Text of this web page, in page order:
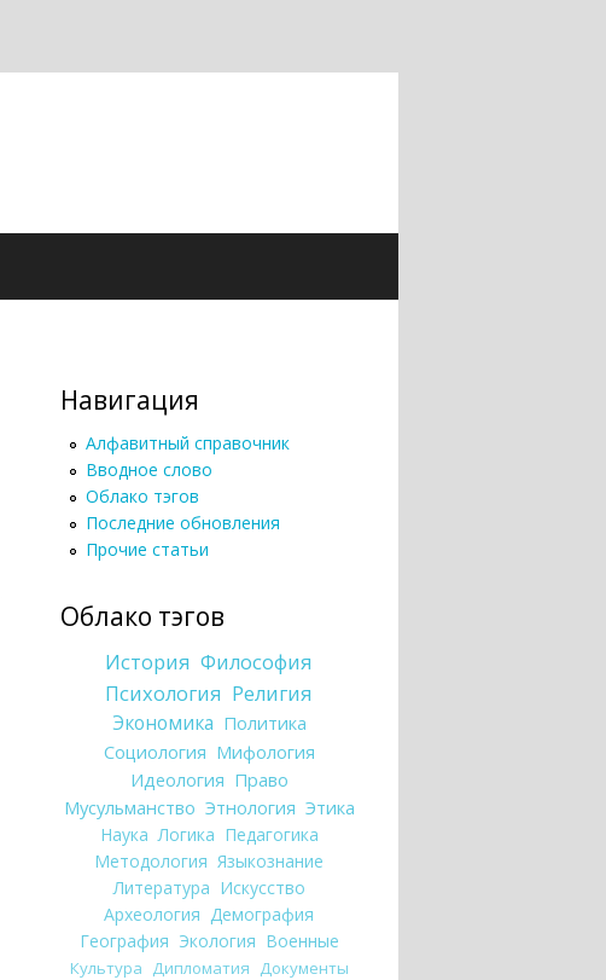
Навигация
Алфавитный справочник
Вводное слово
Облако тэгов
Последние обновления
Прочие статьи
Облако тэгов
История Философия
Психология Религия
Экономика Политика
Социология Мифология
Идеология Право
Мусульманство Этнология Этика
Наука Логика Педагогика
Методология Языкознание
Литература Искусство
Археология Демография
География Экология Военные
Культура Дипломатия Документы